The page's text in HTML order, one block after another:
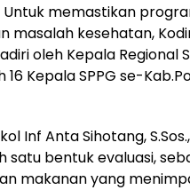
– Untuk memastikan
masalah kesehatan,
oleh Kepala Regional
16 Kepala SPPG se-
Inf Anta Sihotang,
satu bentuk evaluasi,
makanan yang